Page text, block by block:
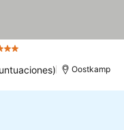
Oostkamp